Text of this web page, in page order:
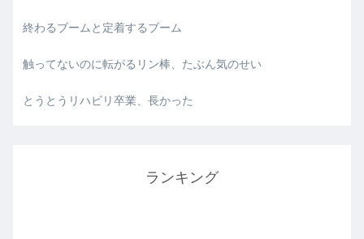
終わるブームと定着するブーム
触ってないのに転がるリン棒、たぶん気のせい
とうとうリハビリ卒業、長かった
ランキング